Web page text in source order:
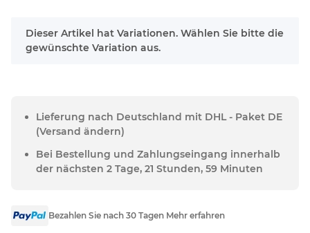
x
Dieser Artikel hat Variationen. Wählen Sie bitte die
gewünschte Variation aus.
Lieferung nach Deutschland mit DHL - Paket DE
(Versand ändern)
Bei Bestellung und Zahlungseingang innerhalb
der nächsten 2 Tage, 21 Stunden, 59 Minuten
Bezahlen Sie nach 30 Tagen Mehr erfahren